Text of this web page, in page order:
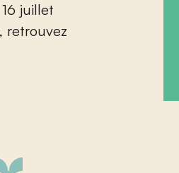
juillet
retrouvez